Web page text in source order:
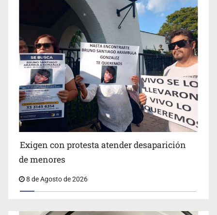
Concierto patrio costará 32.9 mdp
Exigen con protesta atender desaparición
de menores
8 de Agosto de 2026